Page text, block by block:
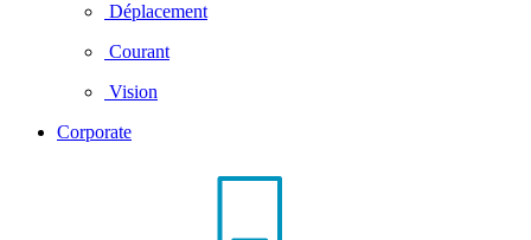
Déplacement
Courant
Vision
Corporate